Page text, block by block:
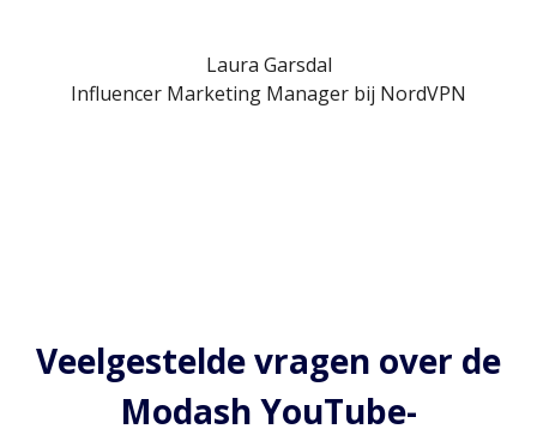
Laura Garsdal
Influencer Marketing Manager bij NordVPN
Veelgestelde vragen over de
Modash YouTube-